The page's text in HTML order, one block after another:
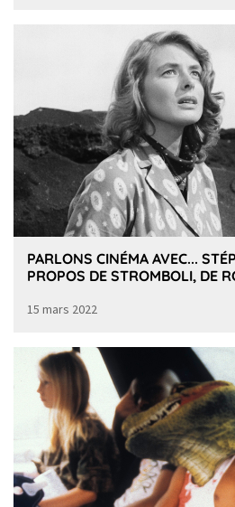
PARLONS CINÉMA AVEC...
PROPOS DE STROMBOLI, DE
15 mars 2022